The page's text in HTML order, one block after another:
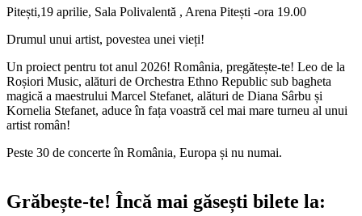
Pitești,19 aprilie, Sala Polivalentă , Arena Pitești -ora 19.00
Drumul unui artist, povestea unei vieți!
Un proiect pentru tot anul 2026! România, pregătește-te! Leo de la
Roșiori Music, alături de Orchestra Ethno Republic sub bagheta
magică a maestrului Marcel Stefanet, alături de Diana Sârbu și
Kornelia Stefanet, aduce în fața voastră cel mai mare turneu al unui
artist român!
Peste 30 de concerte în România, Europa și nu numai.
Grăbește-te! Încă mai găsești bilete la: